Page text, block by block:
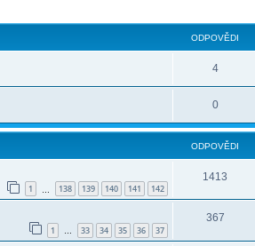
ODPOVĚDI
4
0
ODPOVĚDI
1 138 139 140 141 142
1413
1 … 33 34 35 36 37
367